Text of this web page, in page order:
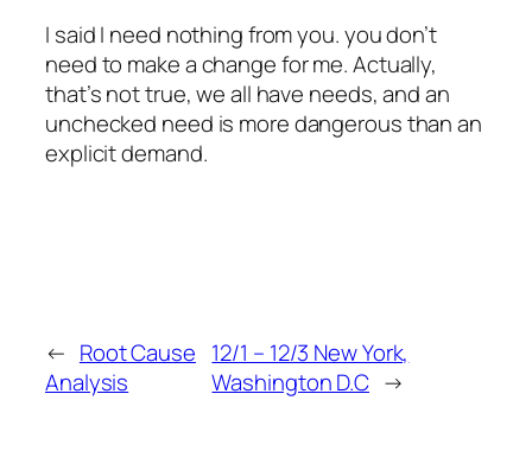
I said I need nothing from you. you don’t
need to make a change for me. Actually,
that’s not true, we all have needs, and an
unchecked need is more dangerous than an
explicit demand.
← Root Cause
Analysis
12/1 – 12/3 New York,
Washington D.C →